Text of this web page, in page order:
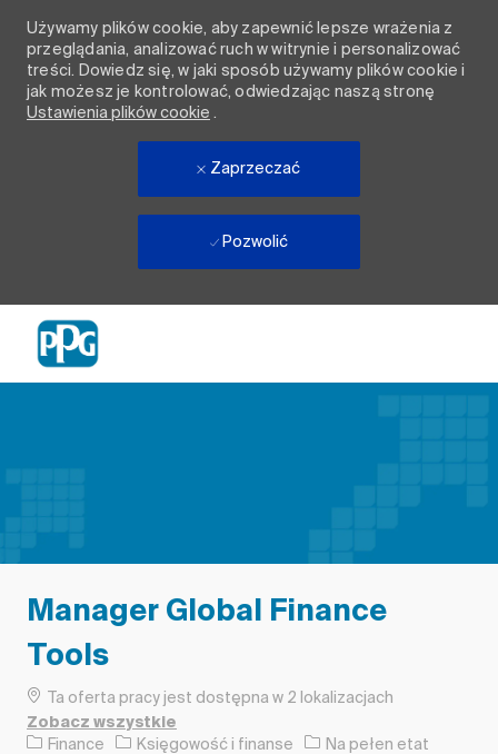
Używamy plików cookie, aby zapewnić lepsze wrażenia z
przeglądania, analizować ruch w witrynie i personalizować
treści. Dowiedz się, w jaki sposób używamy plików cookie i
jak możesz je kontrolować, odwiedzając naszą stronę
Ustawienia plików cookie .
Zaprzeczać
Pozwolić
Manager Global Finance
Tools
Ta oferta pracy jest dostępna w 2 lokalizacjach
Zobacz wszystkie
Finance Kategoria
Księgowość i finanse Rodzaj pracy
Na pełen etat